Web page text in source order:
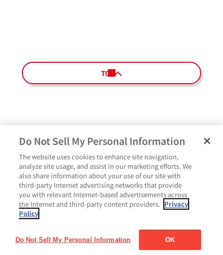
TOPへ
ペ
ー
ジ
最
上
部
る
よくあるご質問 ご利用規約Glicoメンバーズ会員規約プライバシーポリシー
サイトマップお問い合わせCookie設定Glicoホームページ
Copyright© Ezaki Glico Co., Ltd. All rights reserved.
Do Not Sell My Personal Information
The website uses cookies to enhance site navigation,
analyze site usage, and assist in our marketing efforts. We
also share information about your use of our site with
third-party Internet advertising networks that provide
you with relevant Internet-based advertisements across
the Internet and third-party content providers. Privacy
Policy
Do Not Sell My Personal Information OK